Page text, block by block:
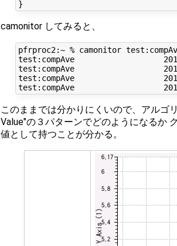
camonitor してみると、
pfrproc2:~ % camonitor
test:compAve                   2012-
test:compAve                   2012-
test:compAve                   2012-
このままでは分かりにくいので、アルゴ
Value"の３パターンでどのようになるか
値として持つことが分かる。